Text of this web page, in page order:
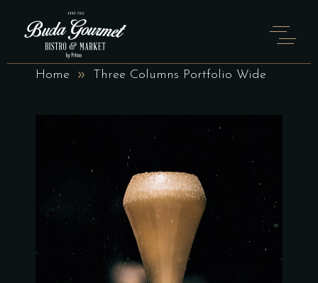
THREE COLUMNS PORTFOLIO
WIDE
Home Three Columns Portfolio Wide